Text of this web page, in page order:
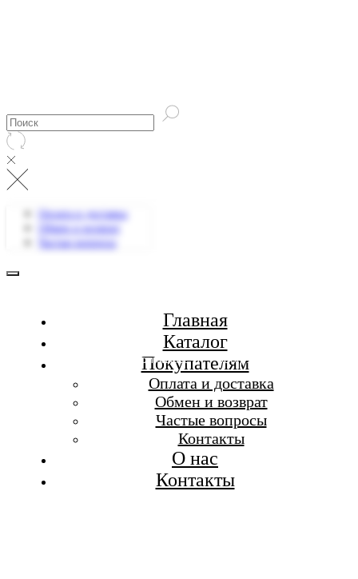
Бесплатная доставка при заказе от 7 000 р.
Оплата и доставка
Обмен и возврат
Частые вопросы
Главная
Каталог
Покупателям
Оплата и доставка
Обмен и возврат
Частые вопросы
Контакты
О нас
Контакты